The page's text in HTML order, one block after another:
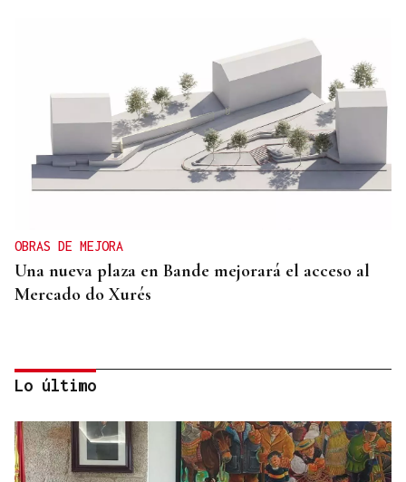
OBRAS DE MEJORA
Una nueva plaza en Bande mejorará el acceso al
Mercado do Xurés
Lo último